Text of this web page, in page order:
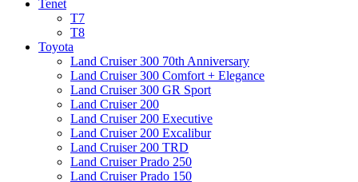
Tenet
T7
T8
Toyota
Land Cruiser 300 70th Anniversary
Land Cruiser 300 Comfort + Elegance
Land Cruiser 300 GR Sport
Land Cruiser 200
Land Cruiser 200 Executive
Land Cruiser 200 Excalibur
Land Cruiser 200 TRD
Land Cruiser Prado 250
Land Cruiser Prado 150